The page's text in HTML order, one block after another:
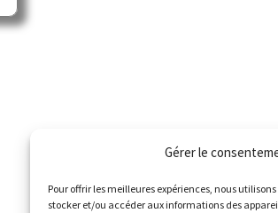
Gérer le
Pour offrir les meilleures expériences, nous
stocker et/ou accéder aux informations des
Nous contacter
Alerte météo